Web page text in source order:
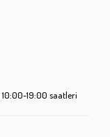
10:00-19:00 saatleri